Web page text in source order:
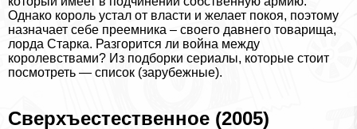
Однако король устал от власти и желает покоя, поэтому
назначает себе преемника – своего давнего товарища,
лорда Старка. Разгорится ли война между
королевствами? Из подборки сериалы, которые стоит
посмотреть — список (зарубежные).
Сверхъестественное (2005)